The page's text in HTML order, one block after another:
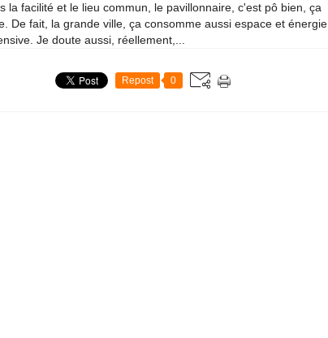
la facilité et le lieu commun, le pavillonnaire, c'est pô bien, ça
De fait, la grande ville, ça consomme aussi espace et énergie,
Je doute aussi, réellement,...
Repost 0